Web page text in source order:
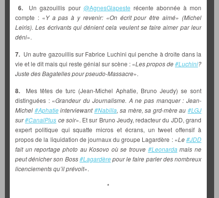
6. Un gazouillis pour @AgnesGlapeste récente abonnée à mon
compte : «Y a pas à y revenir: «On écrit pour être aimé» (Michel
Leiris). Les écrivants qui dénient cela veulent se faire aimer par leur
déni».
7. Un autre gazouillis sur Fabrice Luchini qui penche à droite dans la
vie et le dit mais qui reste génial sur scène : «Les propos de#Luchini?
Juste des Bagatelles pour pseudo-Massacre».
8. Mes têtes de turc (Jean-Michel Aphatie, Bruno Jeudy) se sont
distinguées : «Grandeur du Journalisme. A ne pas manquer : Jean-
Michel #Aphatieinterviewant#Nabilla, sa mère, sa grd-mère au#LGJ
sur#CanalPlus ce soir». Et sur Bruno Jeudy, redacteur du JDD, grand
expert politique qui squatte micros et écrans, un tweet offensif à
propos de la liquidation de journaux du groupe Lagardère : «Le#JDD
fait un reportage photo au Kosovo où se trouve #Leonardamais ne
peut dénicher son Boss#Lagardèrepour le faire parler des nombreux
licenciements qu’il prévoit».
*